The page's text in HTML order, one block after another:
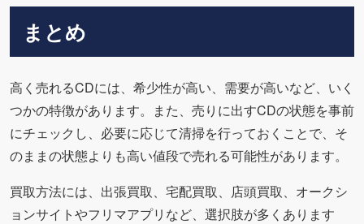
まとめ
高く売れるCDには、希少性が高い、需要が高いなど、いく
つかの特徴があります。また、売りに出すCDの状態を事前
にチェックし、必要に応じて清掃を行っておくことで、そ
のままの状態よりも高い値段で売れる可能性があります。
買取方法には、出張買取、宅配買取、店頭買取、オークシ
ョンサイトやフリマアプリなど、選択肢が多くあります